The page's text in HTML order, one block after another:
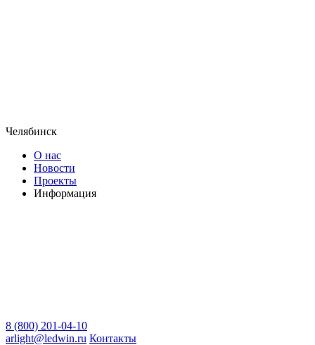
Челябинск
О нас
Новости
Проекты
Информация
8 (800) 201-04-10
arlight@ledwin.ru Контакты